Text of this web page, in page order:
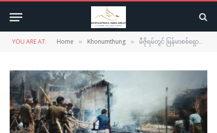
YOU ARE AT: Home » Khonumthung » မီဇိုရမ်တွင် မြန်မာစစ်ရှောင်စခန်းက နေအိမ် ၃ လုံး မီးလောင်